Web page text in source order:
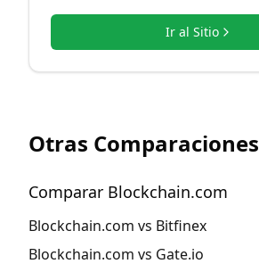
Ir al Sitio
Otras Comparaciones
Comparar Blockchain.com
Blockchain.com vs Bitfinex
Blockchain.com vs Gate.io